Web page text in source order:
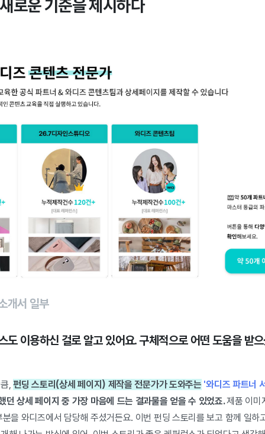
로운 기준을 제시하다
개서 일부
도 이용하신 걸로 알고 있어요.구체적으로 어떤 도움을 받
큼,펀딩 스토리(상세 페이지) 제작을 전문가가 도와주는 '와디즈 파트너
던 상세 페이지 중 가장 마음에 드는 결과물을 얻을 수 있었죠.제품 이미
을 와디즈에서 담당해 주셨거든요. 이번 펀딩 스토리를 보고 함께 일하